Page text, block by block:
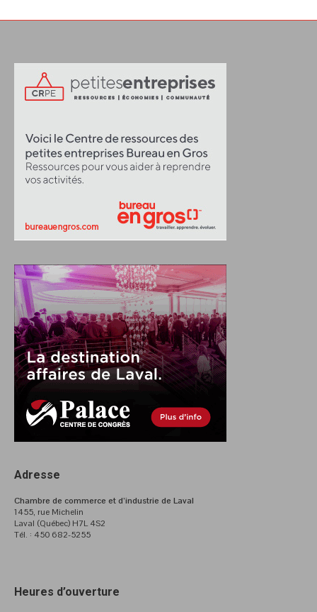
Adresse
Chambre de commerce et d’industrie de Laval
1455, rue Michelin
Laval (Québec) H7L 4S2
Tél. : 450 682-5255
Heures d’ouverture